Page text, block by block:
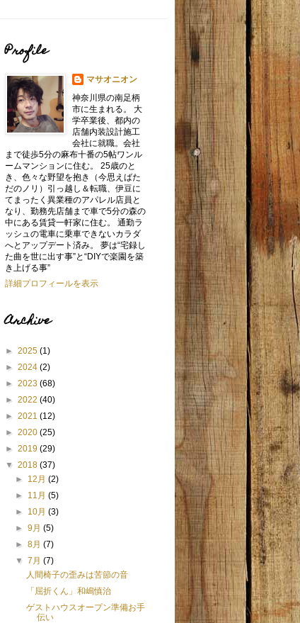
Profile
マサオニオン
神奈川県の南足柄
市に生まれる。 大
学卒業後、都内の
店舗内装設計施工
会社に就職。会社
まで徒歩5分の麻布十番の5帖ワンル
ームマンションに住む。 25歳のと
き、色々な野望を抱き（今思えばた
だのノリ）引っ越し＆転職、伊豆に
てまったく異業種のアパレル店員と
なり、勤務先店舗まで車で5分の森の
中にある賃貸一軒家に住む。 通勤ラ
ッシュの電車に乗車できないカラダ
へとアップデート済み。 夢は“宅録し
た曲を世に出す事”と“DIYで楽園を築
き上げる事”
詳細プロフィールを表示
Archive
► 2025 (1)
► 2024 (2)
► 2023 (68)
► 2022 (40)
► 2021 (12)
► 2020 (25)
► 2019 (29)
▼ 2018 (37)
► 12月(2)
► 11月(5)
► 10月(3)
►9月(5)
►8月(7)
▼7月(7)
人間椅子の歪みは苦節の音
「屈折くん」和嶋慎治
ゲストハウスオープン準備お手
伝い